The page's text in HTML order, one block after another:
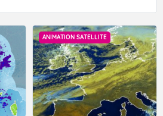
ANIMATION SATELLITE